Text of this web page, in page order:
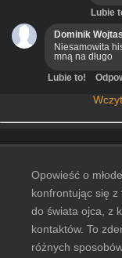
Lubie
Dominik
Niesamowita
mną na długo
Lubie to!
Opowieść o
konfrontując się
do świata ojca, z
kontaktów. To
różnych